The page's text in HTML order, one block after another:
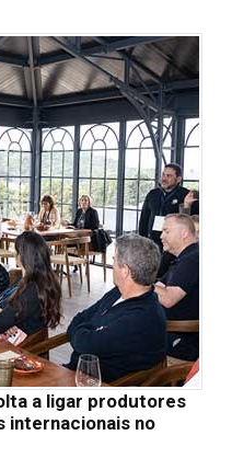
a ligar produtores
internacionais no